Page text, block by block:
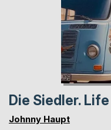
Die Siedler.
Johnny Haupt